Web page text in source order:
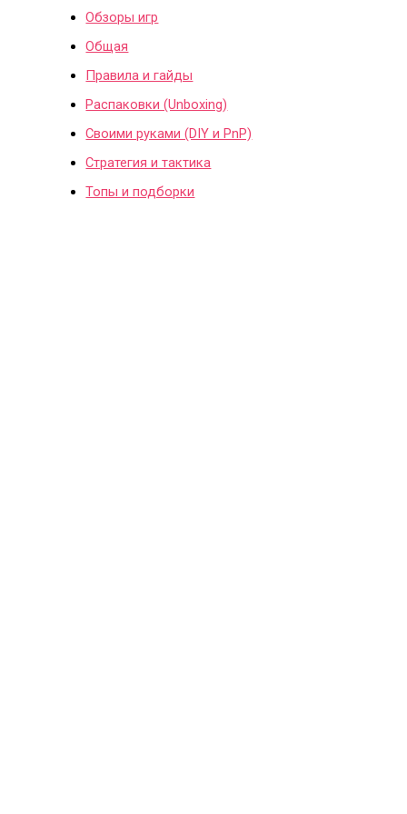
Обзоры игр
Общая
Правила и гайды
Распаковки (Unboxing)
Своими руками (DIY и PnP)
Стратегия и тактика
Топы и подборки